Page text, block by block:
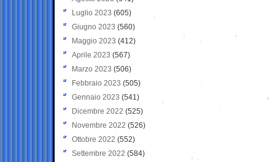
Luglio 2023 (605)
Giugno 2023 (560)
Maggio 2023 (412)
Aprile 2023 (567)
Marzo 2023 (506)
Febbraio 2023 (505)
Gennaio 2023 (541)
Dicembre 2022 (525)
Novembre 2022 (526)
Ottobre 2022 (552)
Settembre 2022 (584)